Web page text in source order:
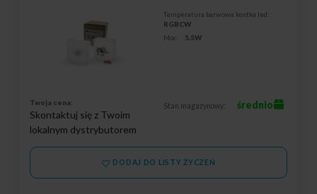
Temperatura barwowa kostka led:
RGBCW
Moc:
5,5W
Twoja cena:
Skontaktuj się z Twoim
lokalnym dystrybutorem
Stan magazynowy: średnio
DODAJ DO LISTY ŻYCZEŃ